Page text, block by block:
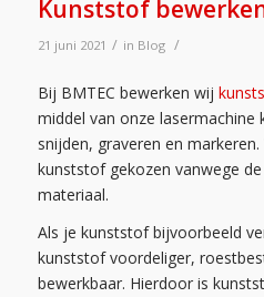
Kunststof
21 juni 2021 / in Blog /
Bij BMTEC bewerken wij
middel van onze lasermachine
snijden, graveren en
kunststof gekozen vanwege
materiaal.
Als je kunststof bijvoorbeeld
kunststof voordeliger,
bewerkbaar. Hierdoor is